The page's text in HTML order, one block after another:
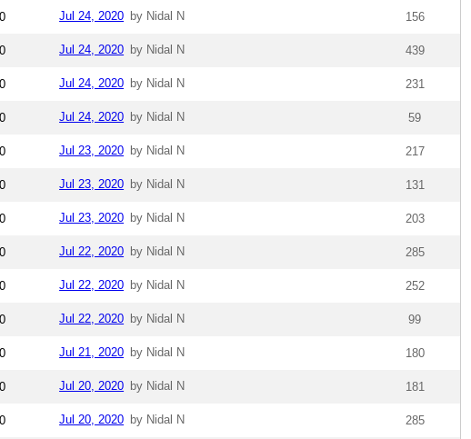
0 Jul 24, 2020 by Nidal N 156
0 Jul 24, 2020 by Nidal N 439
0 Jul 24, 2020 by Nidal N 231
0 Jul 24, 2020 by Nidal N 59
0 Jul 23, 2020 by Nidal N 217
0 Jul 23, 2020 by Nidal N 131
0 Jul 23, 2020 by Nidal N 203
0 Jul 22, 2020 by Nidal N 285
0 Jul 22, 2020 by Nidal N 252
0 Jul 22, 2020 by Nidal N 99
0 Jul 21, 2020 by Nidal N 180
0 Jul 20, 2020 by Nidal N 181
0 Jul 20, 2020 by Nidal N 285